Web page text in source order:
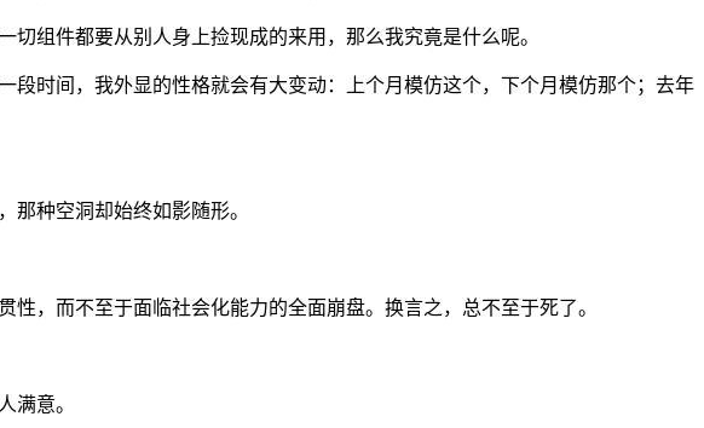
组件都要从别人身上捡现成的来用，那么我究竟是什么呢。
时间，我外显的性格就会有大变动：上个月模仿这个，下个月模仿那个；去年
那种空洞却始终如影随形。
，而不至于面临社会化能力的全面崩盘。换言之，总不至于死了。
满意。